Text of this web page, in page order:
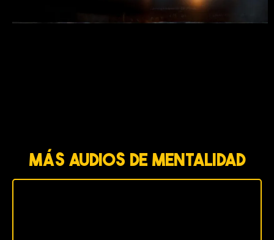
MÁS AUDIOS DE MENTALIDAD